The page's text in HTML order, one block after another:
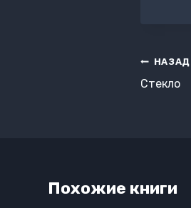
по
НАЗАД
Стекло
Похожие книги